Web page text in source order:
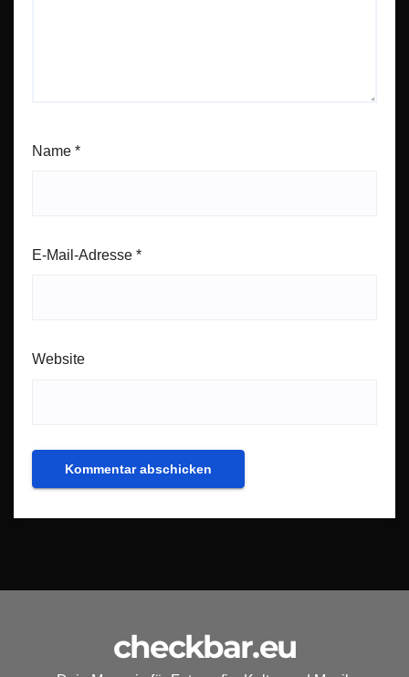
Name *
E-Mail-Adresse *
Website
checkbar.eu